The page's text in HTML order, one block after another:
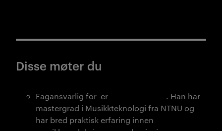
Disse møter du
Fagansvarlig for er
. Han har
mastergrad i Musikkteknologi fra NTNU og
har bred praktisk erfaring innen